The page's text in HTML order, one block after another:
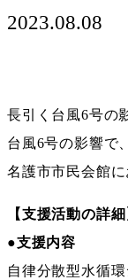
2023.08.08
長引く台風6号の
台風6号の影響で
名護市市民会館
【支援活動の詳細
●支援内容
自律分散型水循